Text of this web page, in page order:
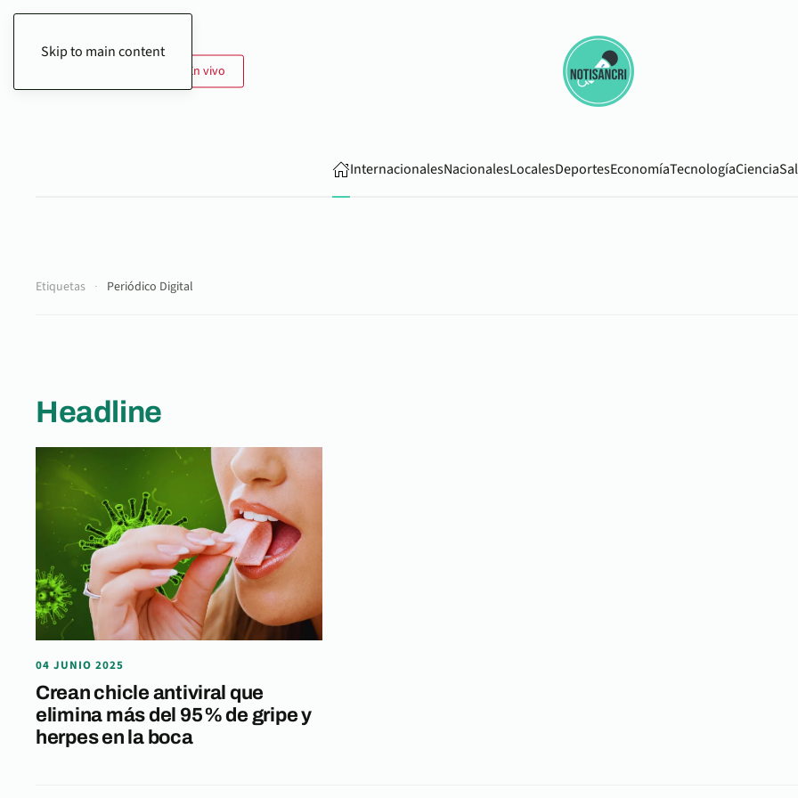
Skip to main content
En vivo
InternacionalesNacionalesLocalesDeportesEconomíaTecnologíaCiencia
Etiquetas Periódico Digital
Headline
04 JUNIO 2025
Crean chicle antiviral que
elimina más del 95 % de gripe y
herpes en la boca